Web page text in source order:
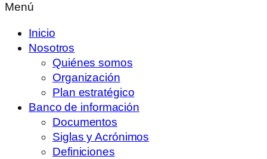
Menú
Inicio
Nosotros
Quiénes somos
Organización
Plan estratégico
Banco de información
Documentos
Siglas y Acrónimos
Definiciones